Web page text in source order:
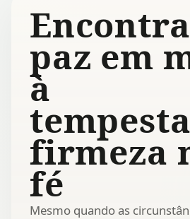
paz em
à
firmeza
fé
Mesmo quando as